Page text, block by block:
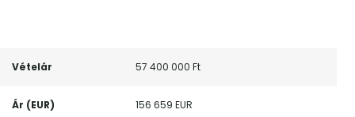
Vételár 57 400 000 Ft
Ár (EUR) 156 659 EUR